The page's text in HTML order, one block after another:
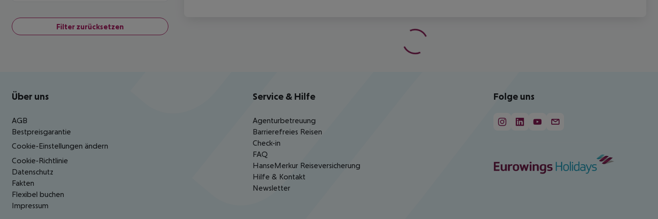
Filter zurücksetzen
Footer navigation
Über uns
AGB
Bestpreisgarantie
Cookie-Einstellungen ändern
Cookie-Richtlinie
Datenschutz
Fakten
Flexibel buchen
Impressum
Service & Hilfe
Agenturbetreuung
Barrierefreies Reisen
Check-in
FAQ
HanseMerkur Reiseversicherung
Hilfe & Kontakt
Newsletter
Folge uns